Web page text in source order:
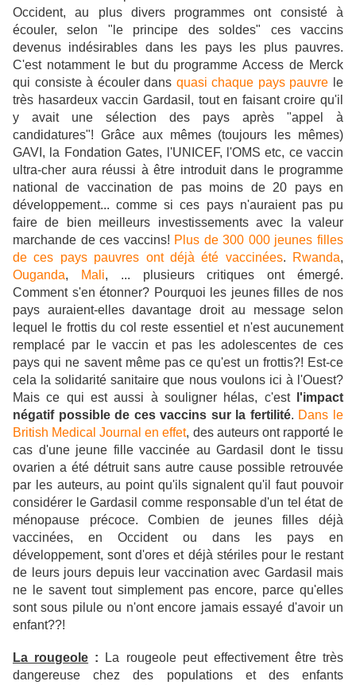
Occident, au plus divers programmes ont consisté à
écouler, selon "le principe des soldes" ces vaccins
devenus indésirables dans les pays les plus pauvres.
C'est notamment le but du programme Access de Merck
qui consiste à écouler dans quasi chaque pays pauvre le
très hasardeux vaccin Gardasil, tout en faisant croire qu'il
y avait une sélection des pays après "appel à
candidatures"! Grâce aux mêmes (toujours les mêmes)
GAVI, la Fondation Gates, l'UNICEF, l'OMS etc, ce vaccin
ultra-cher aura réussi à être introduit dans le programme
national de vaccination de pas moins de 20 pays en
développement... comme si ces pays n'auraient pas pu
faire de bien meilleurs investissements avec la valeur
marchande de ces vaccins! Plus de 300 000 jeunes filles
de ces pays pauvres ont déjà été vaccinées. Rwanda,
Ouganda, Mali, ... plusieurs critiques ont émergé.
Comment s'en étonner? Pourquoi les jeunes filles de nos
pays auraient-elles davantage droit au message selon
lequel le frottis du col reste essentiel et n'est aucunement
remplacé par le vaccin et pas les adolescentes de ces
pays qui ne savent même pas ce qu'est un frottis?! Est-ce
cela la solidarité sanitaire que nous voulons ici à l'Ouest?
Mais ce qui est aussi à souligner hélas, c'est
l'impact
négatif possible de ces vaccins sur la fertilité. Dans le
British Medical Journal en effet, des auteurs ont rapporté le
cas d'une jeune fille vaccinée au Gardasil dont le tissu
ovarien a été détruit sans autre cause possible retrouvée
par les auteurs, au point qu'ils signalent qu'il faut pouvoir
considérer le Gardasil comme responsable d'un tel état de
ménopause précoce. Combien de jeunes filles déjà
vaccinées, en Occident ou dans les pays en
développement, sont d'ores et déjà stériles pour le restant
de leurs jours depuis leur vaccination avec Gardasil mais
ne le savent tout simplement pas encore, parce qu'elles
sont sous pilule ou n'ont encore jamais essayé d'avoir un
enfant??!
La rougeole :
La rougeole peut effectivement être très
dangereuse chez des populations et des enfants